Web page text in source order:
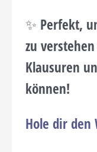
✨ Perfekt,
zu
Klausuren
können!
Hole dir den